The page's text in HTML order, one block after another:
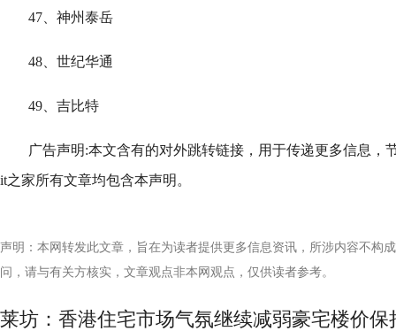
47、神州泰岳
48、世纪华通
49、吉比特
广告声明:本文含有的对外跳转链接，用于传递更多信息，
it之家所有文章均包含本声明。
声明：本网转发此文章，旨在为读者提供更多信息资讯，所涉内容不构
问，请与有关方核实，文章观点非本网观点，仅供读者参考。
莱坊：香港住宅市场气氛继续减弱豪宅楼价保